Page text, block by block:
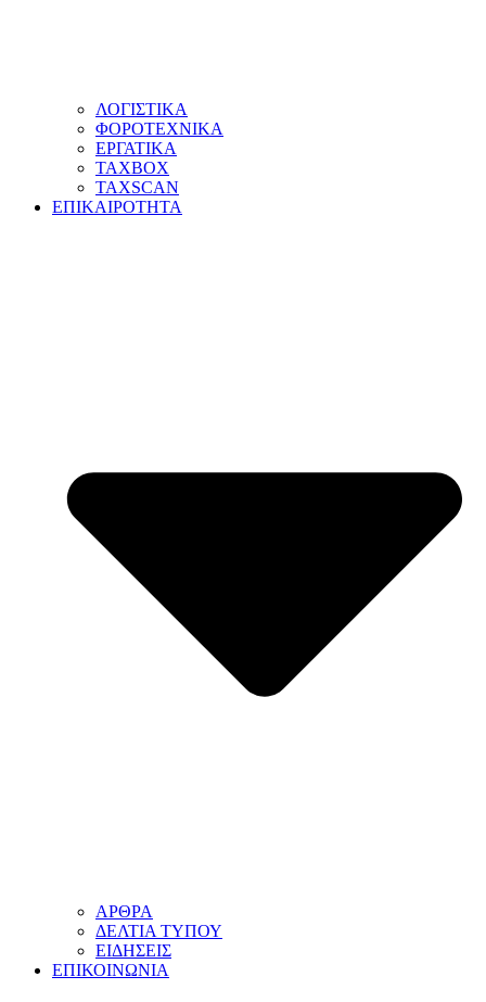
ΛΟΓΙΣΤΙΚΑ
ΦΟΡΟΤΕΧΝΙΚΑ
ΕΡΓΑΤΙΚΑ
TAXBOX
TAXSCAN
ΕΠΙΚΑΙΡΟΤΗΤΑ
ΑΡΘΡΑ
ΔΕΛΤΙΑ ΤΥΠΟΥ
ΕΙΔΗΣΕΙΣ
ΕΠΙΚΟΙΝΩΝΙΑ